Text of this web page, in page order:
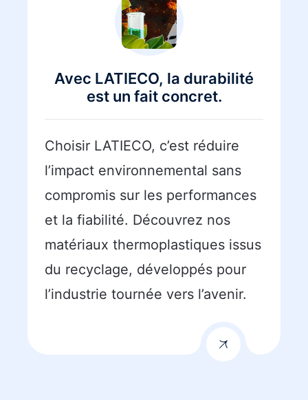
Avec LATIECO, la durabilité
est un fait concret.
Choisir LATIECO, c’est réduire
l’impact environnemental sans
compromis sur les performances
et la fiabilité. Découvrez nos
matériaux thermoplastiques issus
du recyclage, développés pour
l’industrie tournée vers l’avenir.